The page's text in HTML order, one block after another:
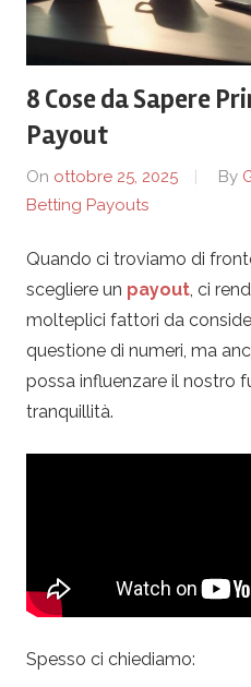
M
a
n
e
r
b
i
o
m
8 Cose da Sapere
Payout
On ottobre 25, 2025 By
Betting Payouts
Quando ci troviamo di
scegliere un payout, ci
molteplici fattori da
questione di numeri, ma
possa influenzare il nostro
tranquillità.
Spesso ci chiediamo: